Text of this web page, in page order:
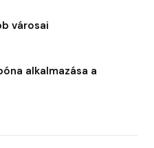
városai
alkalmazása a